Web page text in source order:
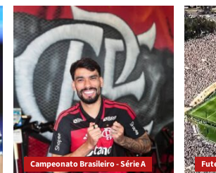
Campeonato Brasileiro - Série A